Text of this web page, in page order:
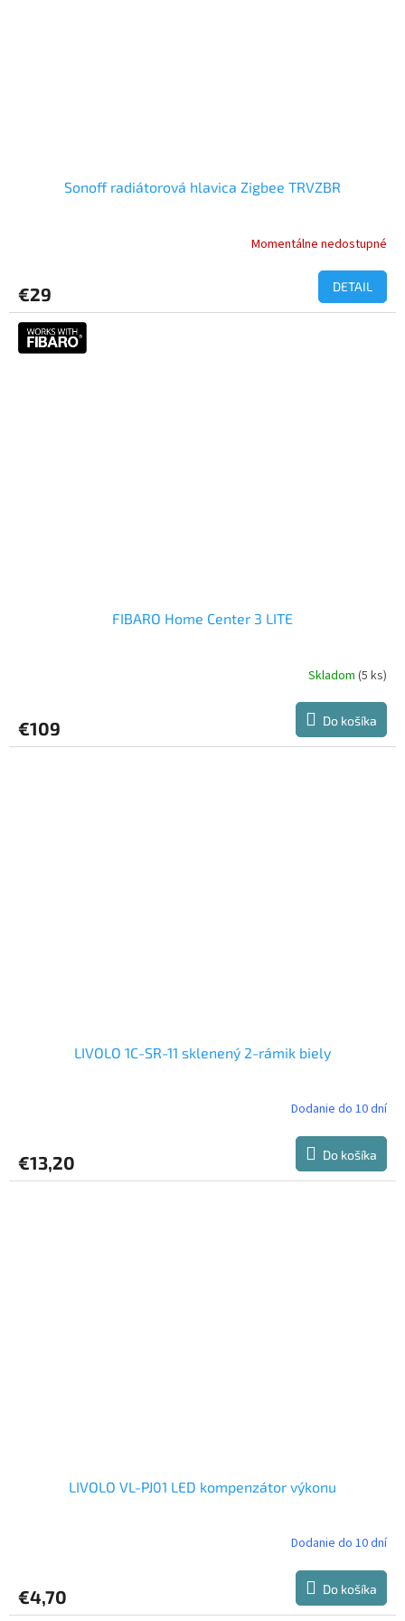
Sonoff radiátorová hlavica Zigbee TRVZBR
je
4,5
5
Momentálne nedostupné
€29 DETAIL
FIBARO Home Center 3 LITE
je
5,0
Skladom(5 ks)
€109 Do košíka
LIVOLO 1C-SR-11 sklenený 2-rámik biely
Dodanie do 10 dní
€13,20 Do košíka
LIVOLO VL-PJ01 LED kompenzátor výkonu
Dodanie do 10 dní
€4,70 Do košíka